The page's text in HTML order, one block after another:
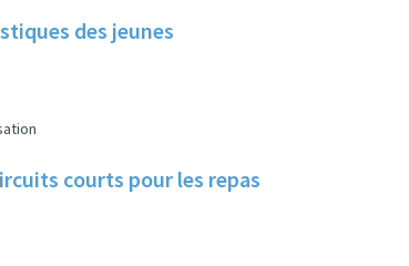
des jeunes
courts pour les repas